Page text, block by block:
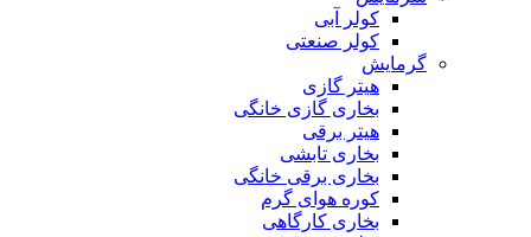
کولر آبی
کولر صنعتی
گرمایش
هیتر گازی
بخاری گازی خانگی
هیتر برقی
بخاری تابشی
بخاری برقی خانگی
کوره هوای گرم
بخاری کارگاهی